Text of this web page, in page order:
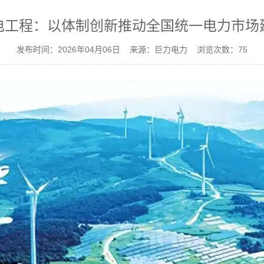
工程：以体制创新推动全国统一电力市场
发布时间：2026年04月06日 来源：巨力电力 浏览次数： 75